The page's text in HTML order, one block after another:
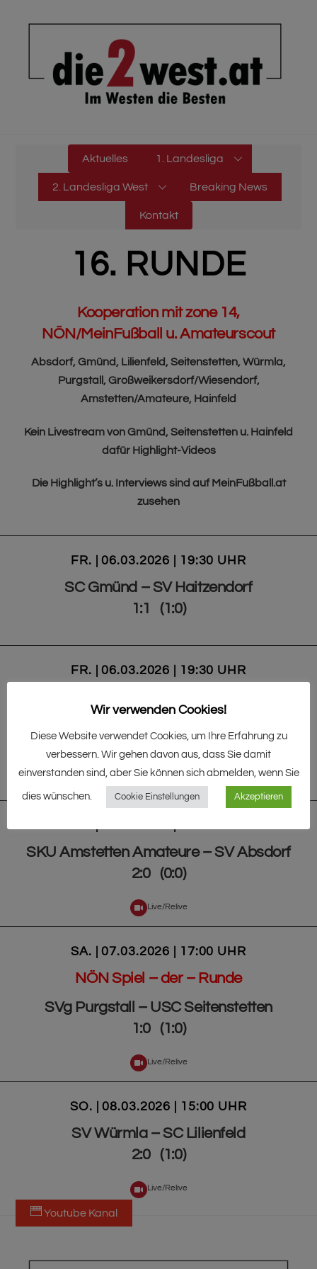
Aktuelles 1. Landesliga
2. Landesliga West Breaking News
Kontakt
16. RUNDE
Kooperation mit zone 14,
NÖN/MeinFußball u. Amateurscout
Absdorf, Gmünd, Lilienfeld, Seitenstetten, Würmla,
Purgstall, Großweikersdorf/Wiesendorf,
Amstetten/Amateure, Hainfeld
Kein Livestream von Gmünd, Seitenstetten u. Hainfeld
dafür Highlight-Videos
Die Highlight’s u. Interviews sind auf MeinFußball.at
zusehen
FR. | 06.03.2026 | 19:30 UHR
SC Gmünd – SV Haitzendorf
1:1 (1:0)
FR. | 06.03.2026 | 19:30 UHR
Hainfeld
0:2 (0:2)
Live/Relive
SKU Amstetten Amateure – SV Absdorf
2:0 (0:0)
Live/Relive
SA. | 07.03.2026 | 17:00 UHR
NÖN Spiel – der – Runde
SVg Purgstall – USC Seitenstetten
1:0 (1:0)
Live/Relive
SO. | 08.03.2026 | 15:00 UHR
SV Würmla – SC Lilienfeld
2:0 (1:0)
Live/Relive
Youtube Kanal
Wir verwenden Cookies!
Diese Website verwendet Cookies, um Ihre Erfahrung zu
verbessern. Wir gehen davon aus, dass Sie damit
einverstanden sind, aber Sie können sich abmelden, wenn Sie
dies wünschen. Cookie Einstellungen Akzeptieren